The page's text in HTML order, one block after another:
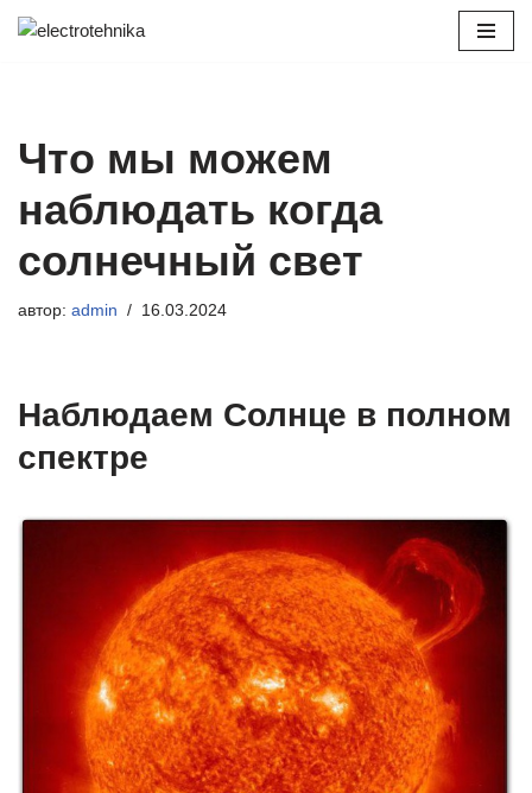
Что мы можем
наблюдать когда
солнечный свет
автор: admin 16.03.2024
Наблюдаем Солнце в полном
спектре